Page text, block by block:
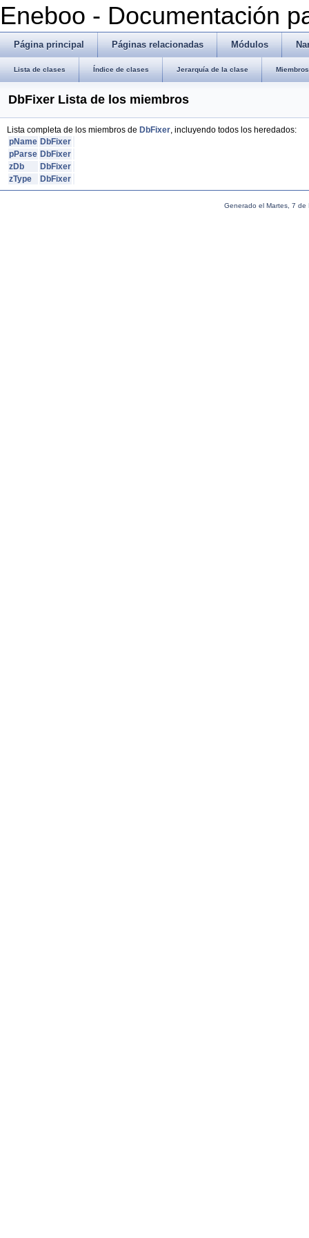
Eneboo - Documentación
Página principal Páginas relacionadas Módulos
Lista de clases Índice de clases Jerarquía de la clase
DbFixer Lista de los miembros
Lista completa de los miembros de DbFixer, incluyendo todos los heredados:
pName DbFixer
pParse DbFixer
zDb
DbFixer
zType
DbFixer
Generado el Martes, 7